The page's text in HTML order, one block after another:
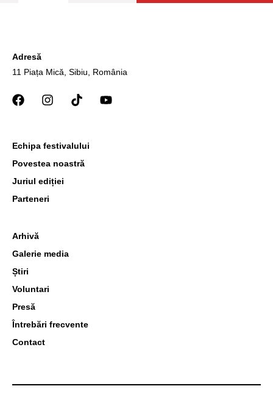
Adresă
11 Piața Mică, Sibiu, România
Arhivă
Galerie media
Știri
Voluntari
Presă
Întrebări frecvente
Contact
Echipa festivalului
Povestea noastră
Juriul ediției
Parteneri